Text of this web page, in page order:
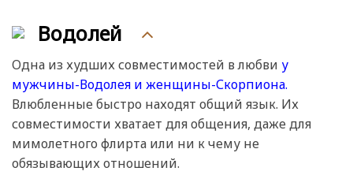
Водолей
Одна из худших совместимостей в любви у
мужчины-Водолея и женщины-Скорпиона.
Влюбленные быстро находят общий язык. Их
совместимости хватает для общения, даже для
мимолетного флирта или ни к чему не
обязывающих отношений.